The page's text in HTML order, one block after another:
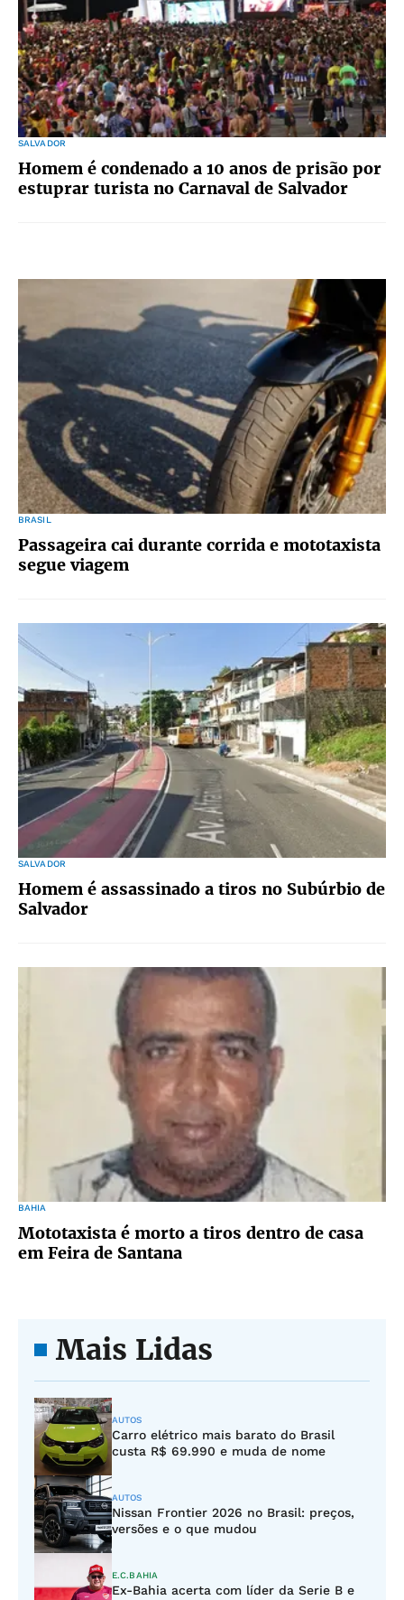
SALVADOR
Homem é condenado a 10 anos de prisão por
estuprar turista no Carnaval de Salvador
BRASIL
Passageira cai durante corrida e mototaxista
segue viagem
SALVADOR
Homem é assassinado a tiros no Subúrbio de
Salvador
BAHIA
Mototaxista é morto a tiros dentro de casa
em Feira de Santana
Mais Lidas
AUTOS
Carro elétrico mais barato do Brasil
custa R$ 69.990 e muda de nome
AUTOS
Nissan Frontier 2026 no Brasil: preços,
versões e o que mudou
E.C.BAHIA
Ex-Bahia acerta com líder da Serie B e